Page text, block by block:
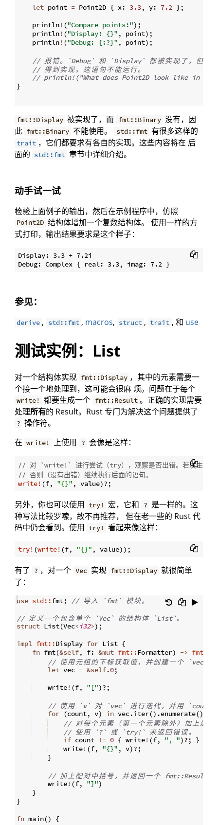
let point = Point2D { x: 3.3, y: 7.2 } ;
    println
! ("Compare points:") ;
    println
! ("Display: {}" , point) ;
    println
! ("Debug: {:?}" , point) ;
// 报 错。 `Debug` 和 `Display` 都被 实现 了 ， 但
// 得到 实现。 这 语 句不能运行。
// println!("What does Point2D look like in
}
fmt::Display 被实现了，而 fmt::Binary 没有，因
此 fmt::Binary 不能使用。 std::fmt 有很多这样的
trait ，它们都要求有各自的实现。这些内容将在 后
面的 std::fmt 章节中详细介绍。
动手试一试
检验上面例子的输出，然后在示例程序中，仿照
Point2D 结构体增加一个复数结构体。 使用一样的方
式打印，输出结果要求是这个样子：
Display: 3.3 + 7.2i
参见：
derive , std::fmt , macros, struct , trait , 和 use
测试实例：List
对一个结构体实现 fmt::Display ，其中的元素需要一
个接一个地处理到，这可能会很麻 烦。问题在于每个
write! 都要生成一个 fmt::Result 。正确的实现需要
处理所有的 Result。Rust 专门为解决这个问题提供了
? 操作符。
在 write! 上使用 ? 会像是这样：
// 对 `write!` 进行尝试（try），观察是否出错。若发生错误
// 否则（没有出错）继续执行后面的语句。
write! (f, "{}"
另外，你也可以使用 try! 宏，它和 ? 是一样的。这
种写法比较罗嗦，故不再推荐， 但在老一些的 Rust 代
码中仍会看到。使用 try! 看起来像这样：
try! (write! (f, "{}"
有了 ? ，对一个 Vec 实现 fmt::Display 就很简单
了：
use std::fmt; // 导入 `fmt` 模块。
// 定义 一 个 包 含单 个 `Vec` 的结构 体 `List`。
struct List(Vec<i32>) ;
impl fmt::Display for List {
fn fmt(&self, f: &mut fmt::Formatter) -> fmt::
// 使用元组的 下标获取 值 ， 并 创建 一 个 `vec`
let vec = &self.0;
    write
! (f, "[")?;
// 使用 `v` 对 `vec` 进行迭 代 ， 并用
for (count, v) in vec.iter() .enumerate()
// 对每 个元素 （ 第 一 个元素除外） 加上逗
// 使用 `?` 或 `try!` 来返回 错 误。
if count != 0 { write! (f, ", ")?;
}
    write
! (f, "{}" , v)?;
}
// 加上配对 中括 号 ， 并返回 一 个 fmt::Result
    write
! (f, "]")
}
}
fn main()
{